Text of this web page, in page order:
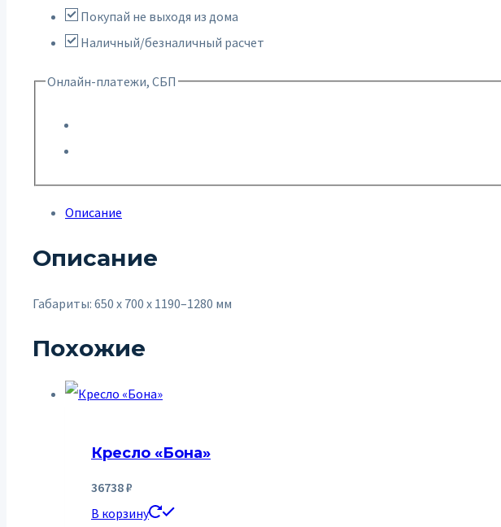
Покупай не выходя из дома
Наличный/безналичный расчет
Онлайн-платежи, СБП
Описание
Описание
Габариты: 650 х 700 х 1190–1280 мм
Похожие
Кресло «Бона»
36738₽
В корзину